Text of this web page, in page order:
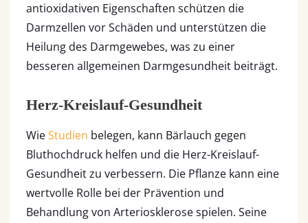
antioxidativen Eigenschaften schützen die
Darmzellen vor Schäden und unterstützen die
Heilung des Darmgewebes, was zu einer
besseren allgemeinen Darmgesundheit beiträgt.
Herz-Kreislauf-Gesundheit
WieStudien belegen, kann Bärlauch gegen
Bluthochdruck helfen und die Herz-Kreislauf-
Gesundheit zu verbessern. Die Pflanze kann eine
wertvolle Rolle bei der Prävention und
Behandlung von Arteriosklerose spielen. Seine